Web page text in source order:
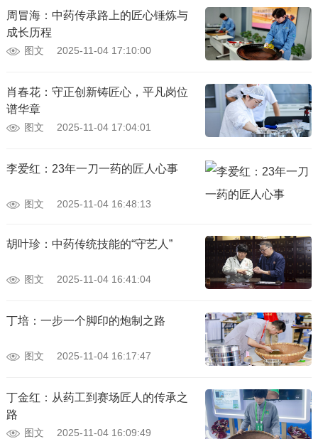
周冒海：中药传承路上的匠心锤炼与
成长历程
图文 2025-11-04 17:10:00
肖春花：守正创新铸匠心，平凡岗位
谱华章
图文 2025-11-04 17:04:01
李爱红：23年一刀一药的匠人心事
图文 2025-11-04 16:48:13
胡叶珍：中药传统技能的“守艺人”
图文 2025-11-04 16:41:04
丁培：一步一个脚印的炮制之路
图文 2025-11-04 16:17:47
丁金红：从药工到赛场匠人的传承之
路
图文 2025-11-04 16:09:49